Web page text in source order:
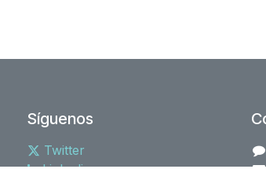
Síguenos
Twitter
Linkedin